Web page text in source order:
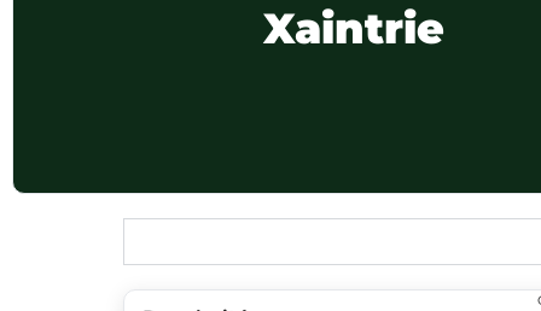
Xaintrie